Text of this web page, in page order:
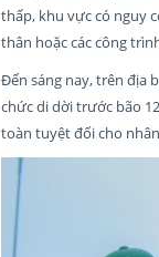
thấp, khu vực có nguy
thân hoặc các công
Đến sáng nay, trên địa
chức di dời trước bão
toàn tuyệt đối cho